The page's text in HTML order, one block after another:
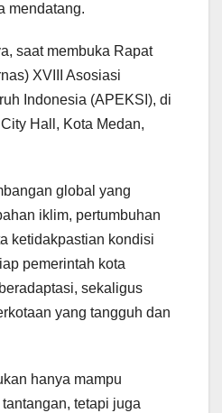
mendatang.
saat membuka Rapat
XVIII Asosiasi
Indonesia (APEKSI), di
Hall, Kota Medan,
global yang
iklim, pertumbuhan
ketidakpastian kondisi
pemerintah kota
sekaligus
yang tangguh dan
hanya mampu
tetapi juga